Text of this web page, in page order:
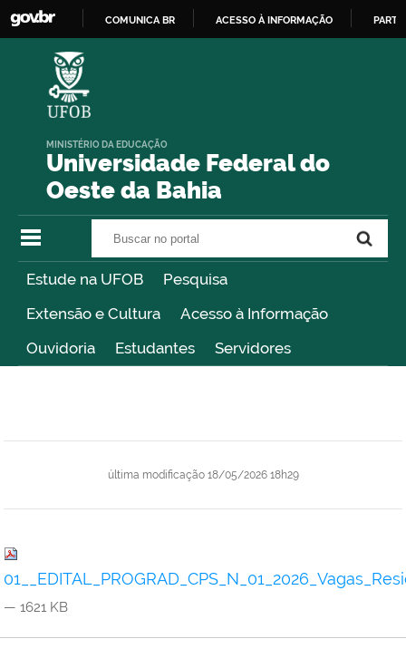
COMUNICA BR ACESSO À INFORMAÇÃO
Universidade Federal do
Oeste da Bahia
MINISTÉRIO DA EDUCAÇÃO
Estude na UFOB
Pesquisa
Extensão e Cultura
Acesso à Informação
Ouvidoria
Estudantes Servidores
última modificação18/05/2026 18h29
— 1621 KB